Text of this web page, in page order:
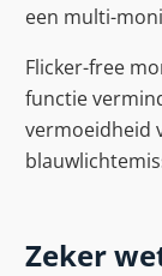
een multi-
Flicker-free
functie
vermoeidheid
Zeker